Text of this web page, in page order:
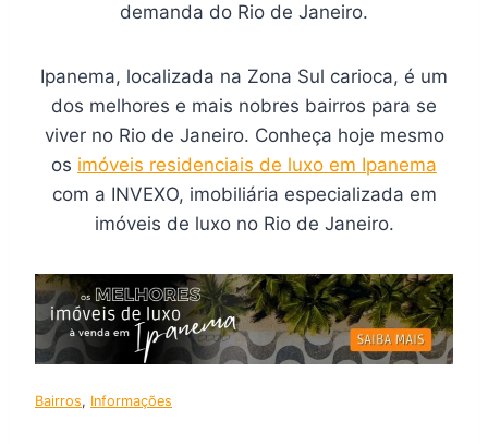
demanda do Rio de Janeiro.
Ipanema, localizada na Zona Sul carioca, é um
dos melhores e mais nobres bairros para se
viver no Rio de Janeiro. Conheça hoje mesmo
os imóveis residenciais de luxo em Ipanema
com a INVEXO, imobiliária especializada em
imóveis de luxo no Rio de Janeiro.
Bairros, Informações